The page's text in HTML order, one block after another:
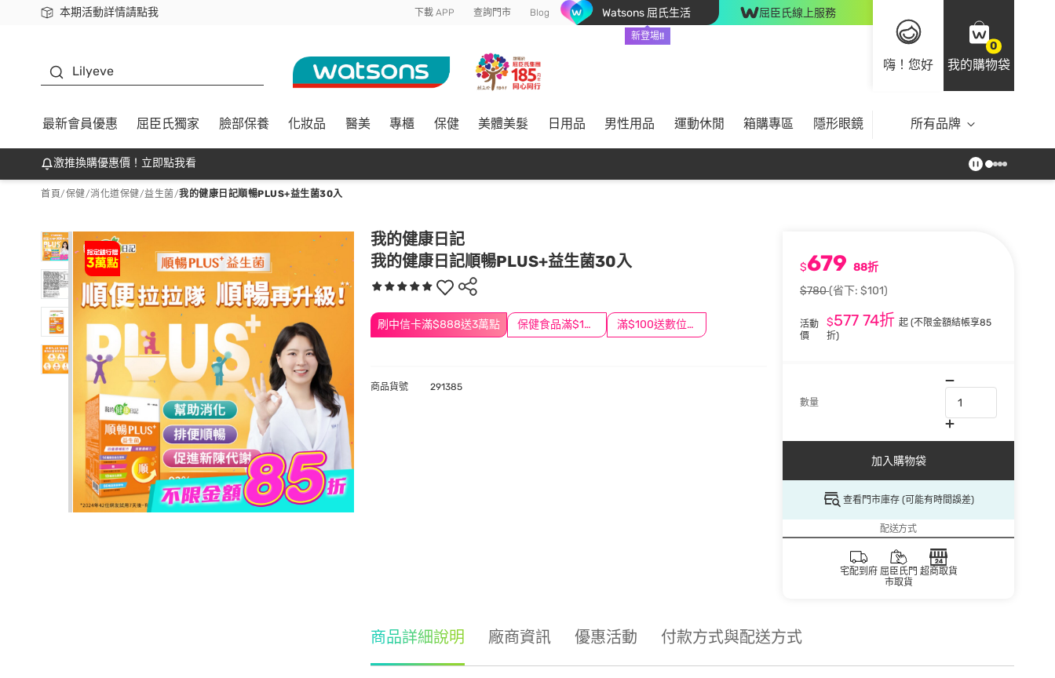
本期活動詳情請點我
下載app最高回饋$350 下載 APP 查詢門市 Blog Watsons 屈氏生活
新登場!!
屈臣氏線上服務
嗨！您好
0
我的購物袋
Lilyeve
最新會員優惠 屈臣氏獨家 臉部保養 化妝品 醫美 專櫃 保健 美體美髮 日用品 男性用品 運動休閒 箱購專區 隱形眼鏡 所有品牌
激推換購優惠價！立即點我看
首頁/保健/消化道保健/益生菌/我的健康日記順暢PLUS+益生菌30入
我的健康日記
我的健康日記順暢PLUS+益生菌30入
刷中信卡滿$888送3萬點 保健食品滿$1200送$100 滿$100送數位印花
$679 88折
$780(省下: $101)
活動
價
$577 74折起(不限金額結帳享85
折)
數量
加入購物袋
查看門市庫存 (可能有時間誤差)
配送方式
宅配到府 屈臣氏門
市取貨
超商取貨
商品貨號 291385
商品詳細說明 廠商資訊 優惠活動 付款方式與配送方式